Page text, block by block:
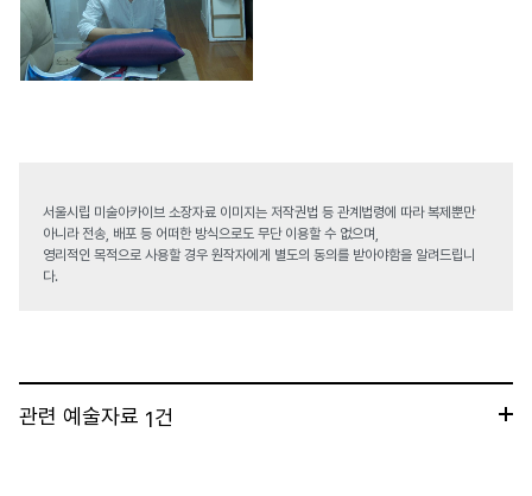
서울시립 미술아카이브 소장자료 이미지는 저작권법 등 관계법령에 따라 복제뿐만
아니라 전송, 배포 등 어떠한 방식으로도 무단 이용할 수 없으며,
영리적인 목적으로 사용할 경우 원작자에게 별도의 동의를 받아야함을 알려드립니
다.
관련 예술자료 1건